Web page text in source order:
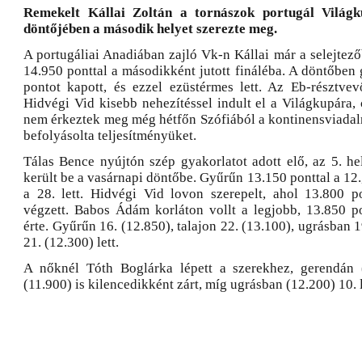
Remekelt Kállai Zoltán a tornászok portugál
döntőjében a második helyet szerezte meg.
A portugáliai Anadiában zajló Vk-n Kállai már a
14.950 ponttal a másodikként jutott fináléba. A döntőben
pontot kapott, és ezzel ezüstérmes lett. Az Eb-
Hidvégi Vid kisebb nehezítéssel indult el a Világkupára,
nem érkeztek meg még hétfőn Szófiából a
befolyásolta teljesítményüket.
Tálas Bence nyújtón szép gyakorlatot adott elő, az 5.
került be a vasárnapi döntőbe. Gyűrűn 13.150 ponttal a
a 28. lett. Hidvégi Vid lovon szerepelt, ahol 13.800
végzett. Babos Ádám korláton vollt a legjobb, 13.850
érte. Gyűrűn 16. (12.850), talajon 22. (13.100), ugrásban
21. (12.300) lett.
A nőknél Tóth Boglárka lépett a szerekhez, gerendán
(11.900) is kilencedikként zárt, míg ugrásban (12.200) 10.